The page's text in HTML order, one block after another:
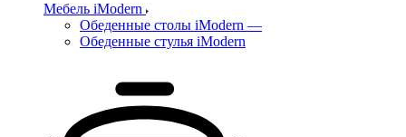
Мебель iModern
Обеденные столы iModern —
Обеденные стулья iModern